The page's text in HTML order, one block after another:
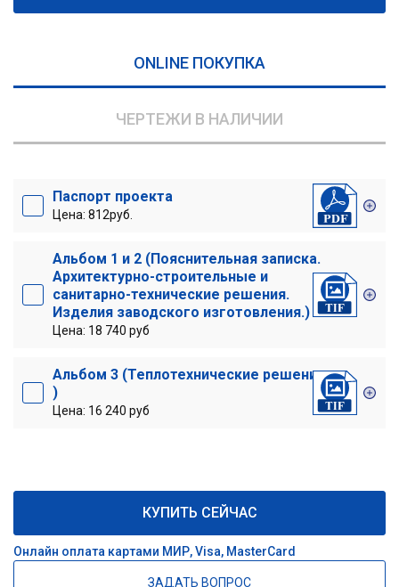
ONLINE ПОКУПКА
ЧЕРТЕЖИ В НАЛИЧИИ
Паспорт проекта
Цена: 812руб.
Альбом 1 и 2 (Пояснительная записка.
Архитектурно-строительные и
санитарно-технические решения.
Изделия заводского изготовления.)
Цена: 18 740 руб
Альбом 3 (Теплотехнические решения
)
Цена: 16 240 руб
КУПИТЬ СЕЙЧАС
Онлайн оплата картами МИР, Visa, MasterCard
ЗАДАТЬ ВОПРОС